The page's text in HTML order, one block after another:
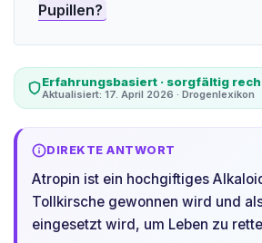
Pupillen?
Erfahrungsbasiert · sorgfältig
Aktualisiert: 17. April 2026 · Drogenlexikon
DIREKTE ANTWORT
Atropin ist ein hochgiftiges
Tollkirsche gewonnen wird und
eingesetzt wird, um Leben zu